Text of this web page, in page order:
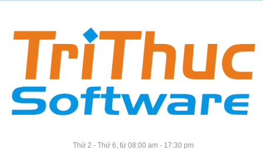
Thứ 2 - Thứ 6, từ 08:00 am - 17:30 pm